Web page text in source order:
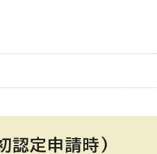
認定申請時)